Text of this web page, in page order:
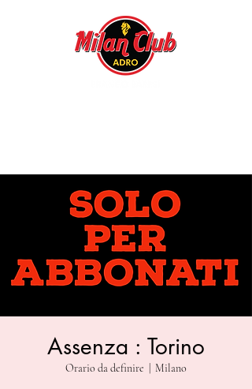
Assenza : Torino
Orario da definire Milano